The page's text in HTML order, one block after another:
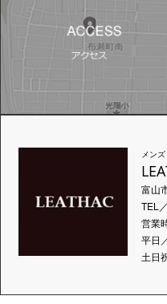
メン
富山
TEL
営業
平日
土日